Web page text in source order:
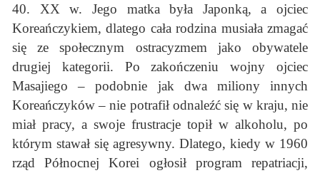
40. XX w. Jego matka była Japonką, a ojciec
Koreańczykiem, dlatego cała rodzina musiała zmagać
się ze społecznym ostracyzmem jako obywatele
drugiej kategorii. Po zakończeniu wojny ojciec
Masajiego – podobnie jak dwa miliony innych
Koreańczyków – nie potrafił odnaleźć się w kraju, nie
miał pracy, a swoje frustracje topił w alkoholu, po
którym stawał się agresywny. Dlatego, kiedy w 1960
rząd Północnej Korei ogłosił program repatriacji,